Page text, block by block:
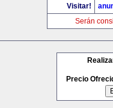
Visitar!
Serán
Precio